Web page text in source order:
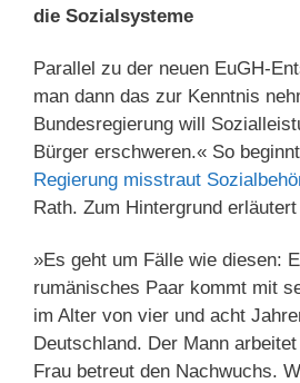
die Sozialsysteme
Parallel zu der neuen EuGH-
man dann das zur Kenntnis
Bundesregierung will
Bürger erschweren.« So
Regierung misstraut
Rath. Zum Hintergrund
»Es geht um Fälle wie diesen:
rumänisches Paar kommt mit
im Alter von vier und acht
Deutschland. Der Mann
Frau betreut den Nachwuchs.